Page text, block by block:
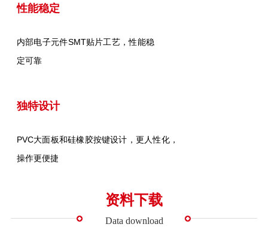
性能稳定
内部电子元件SMT贴片工艺，性能稳
定可靠
独特设计
PVC大面板和硅橡胶按键设计，更人性化，
操作更便捷
资料下载
Data download